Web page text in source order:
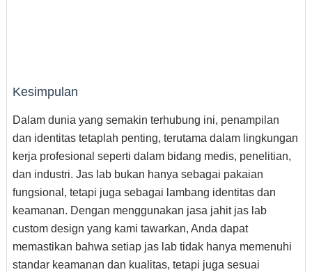
Kesimpulan
Dalam dunia yang semakin terhubung ini, penampilan
dan identitas tetaplah penting, terutama dalam lingkungan
kerja profesional seperti dalam bidang medis, penelitian,
dan industri. Jas lab bukan hanya sebagai pakaian
fungsional, tetapi juga sebagai lambang identitas dan
keamanan. Dengan menggunakan jasa jahit jas lab
custom design yang kami tawarkan, Anda dapat
memastikan bahwa setiap jas lab tidak hanya memenuhi
standar keamanan dan kualitas, tetapi juga sesuai